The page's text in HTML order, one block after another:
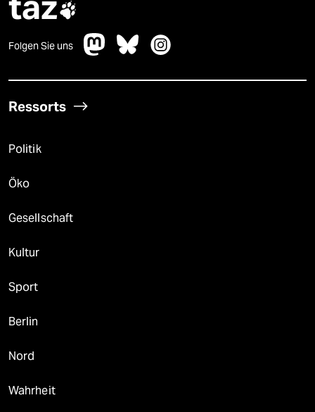

Folgen Sie uns
Ressorts
Politik
Öko
Gesellschaft
Kultur
Sport
Berlin
Nord
Wahrheit